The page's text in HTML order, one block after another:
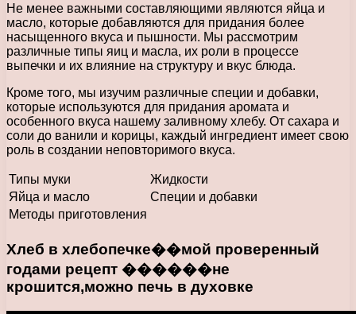
Не менее важными составляющими являются яйца и
масло, которые добавляются для придания более
насыщенного вкуса и пышности. Мы рассмотрим
различные типы яиц и масла, их роли в процессе
выпечки и их влияние на структуру и вкус блюда.
Кроме того, мы изучим различные специи и добавки,
которые используются для придания аромата и
особенного вкуса нашему заливному хлебу. От сахара и
соли до ванили и корицы, каждый ингредиент имеет свою
роль в создании неповторимого вкуса.
Типы муки
Жидкости
Яйца и масло
Специи и добавки
Методы приготовления
Хлеб в хлебопечке��мой проверенный
годами рецепт ������не
крошится,можно печь в духовке